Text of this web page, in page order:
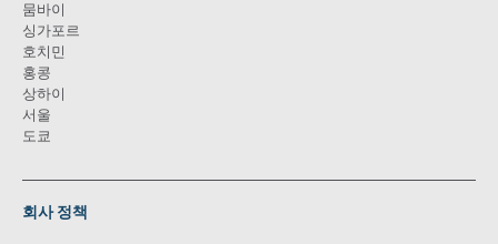
뭄바이
싱가포르
호치민
홍콩
상하이
서울
도쿄
회사 정책